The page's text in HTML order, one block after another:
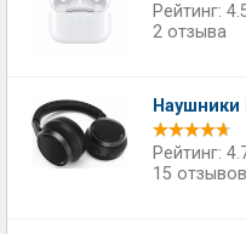
Рейтинг:
2 отзыва
Наушники
Рейтинг:
15 отзывов